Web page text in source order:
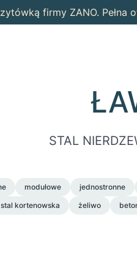
firmy ZANO. Pełna
STAL
modułowe jednostronne
stal kortenowska
żeliwo